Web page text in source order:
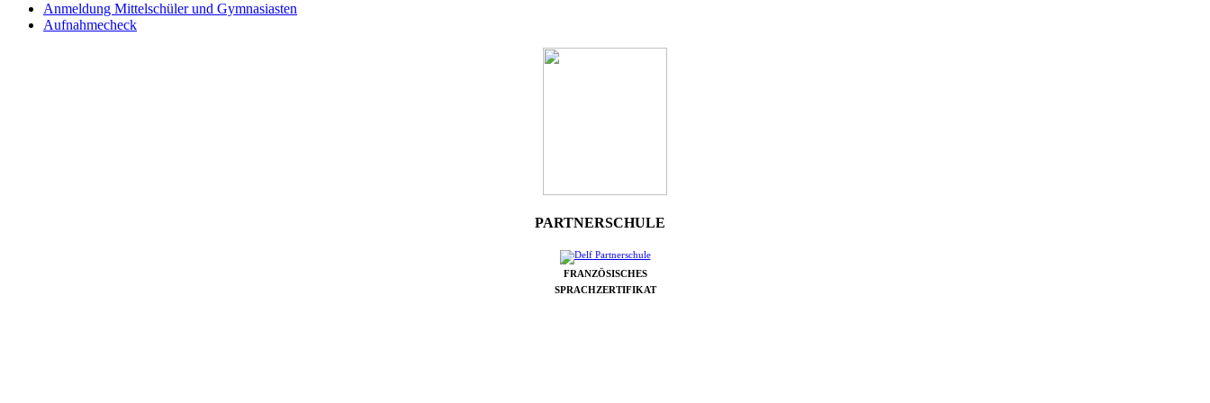
Anmeldung Mittelschüler und Gymnasiasten
Aufnahmecheck
PARTNERSCHULE
FRANZÖSISCHES
SPRACHZERTIFIKAT